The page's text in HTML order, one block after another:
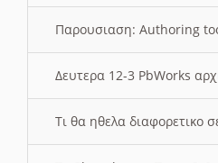
Παρουσιαση: Authoring
Δευτερα 12-3 PbWorks
Τι θα ηθελα διαφορετικο